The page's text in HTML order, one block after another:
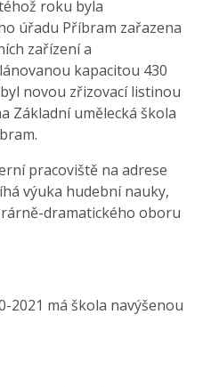
roku byla
úřadu Příbram zařazena
zařízení a
kapacitou 430
novou zřizovací listinou
Základní umělecká škola
pracoviště na adrese
výuka hudební nauky,
dramatického oboru
2021 má škola navýšenou